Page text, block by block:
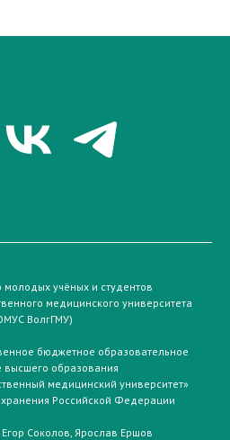
учёных и студентов
медицинского университета
ВолгГМУ)
бюджетное образовательное
высшего образования
медицинский университет»
Российской Федерации
Егор Соколов, Ярослав Ершов